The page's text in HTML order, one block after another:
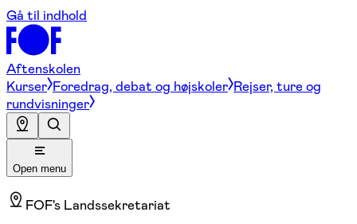
Gå til indhold
Aftenskolen
Kurser Foredrag, debat og højskoler Rejser, ture og
rundvisninger
Open menu
FOF's Landssekretariat